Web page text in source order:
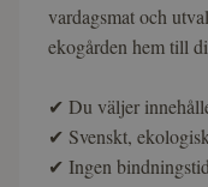
vardagsmat och
ekogården hem till
✔ Du väljer
✔ Svenskt,
✔ Ingen bindningstid